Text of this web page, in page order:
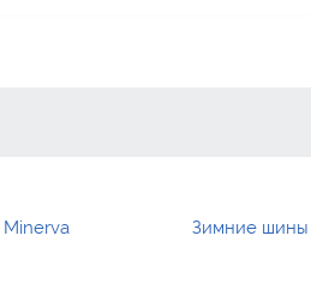
Зимние шины